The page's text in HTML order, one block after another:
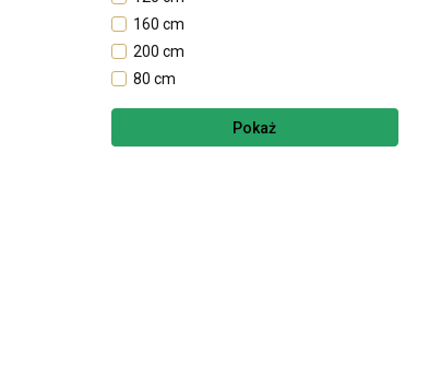
160 cm
200 cm
80 cm
Pokaż